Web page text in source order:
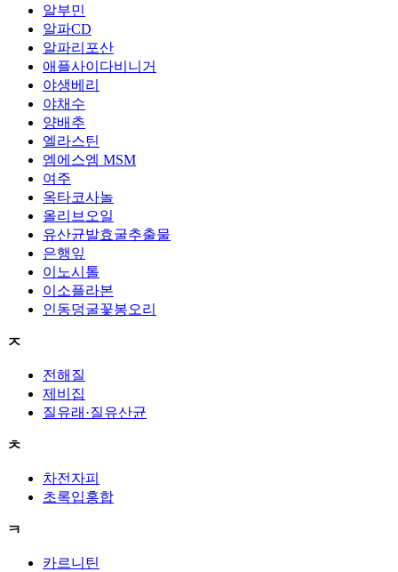
알부민
알파CD
알파리포산
애플사이다비니거
야생베리
야채수
양배추
엘라스틴
엠에스엠 MSM
여주
옥타코사놀
올리브오일
유산균발효굴추출물
은행잎
이노시톨
이소플라본
인동덩굴꽃봉오리
ㅈ
전해질
제비집
질유래·질유산균
ㅊ
차전자피
초록입홍합
ㅋ
카르니틴